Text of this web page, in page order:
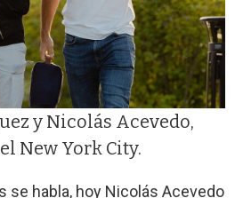
y Nicolás Acevedo,
New York City.
se habla, hoy Nicolás Acevedo